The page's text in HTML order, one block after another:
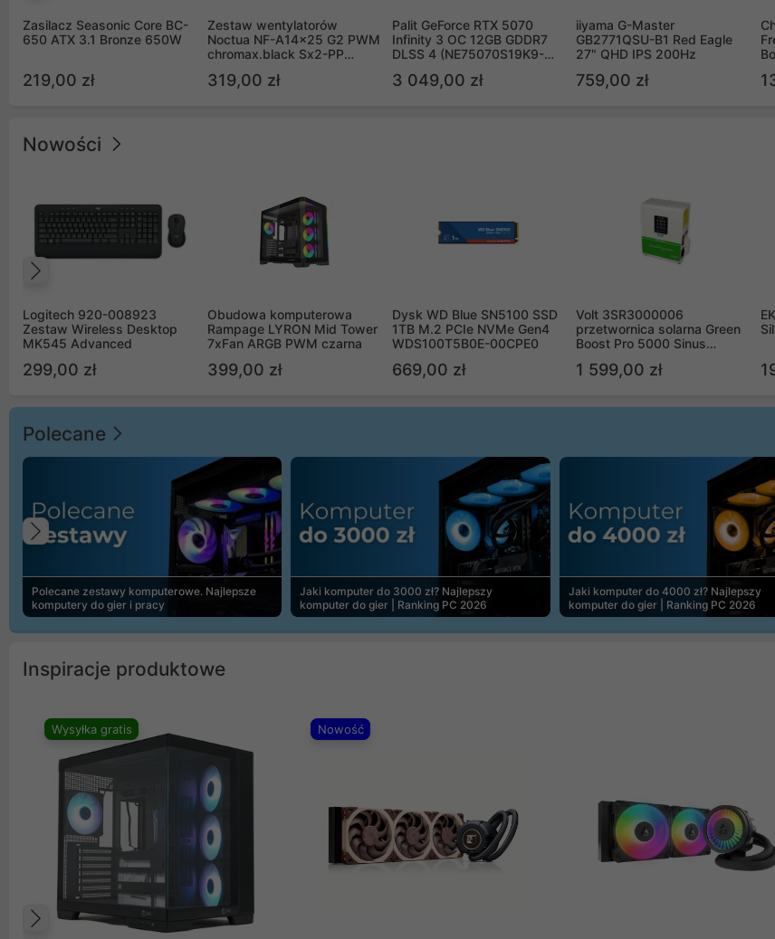
Zasilacz Seasonic Core BC-
650 ATX 3.1 Bronze 650W
219,00 zł
Zestaw wentylatorów
Noctua NF-A14x25 G2 PWM
chromax.black Sx2-PP
(2szt)
319,00 zł
Palit GeForce RTX 5070
Infinity 3 OC 12GB GDDR7
DLSS 4 (NE75070S19K9-
3 049,00 zł
iiyama G-Master
GB2771QSU-B1 Red Eagle
27" QHD IPS 200Hz
759,00 zł
Nowości
Logitech 920-008923
Zestaw Wireless Desktop
MK545 Advanced
299,00 zł
Obudowa komputerowa
Rampage LYRON Mid Tower
7xFan ARGB PWM czarna
399,00 zł
Dysk WD Blue SN5100 SSD
1TB M.2 PCIe NVMe Gen4
WDS100T5B0E-00CPE0
669,00 zł
Volt 3SR3000006
przetwornica solarna Green
Boost Pro 5000 Sinus
1 599,00 zł
Polecane
Polecane zestawy komputerowe. Najlepsze
komputery do gier i pracy
Jaki komputer do 3000 zł? Najlepszy
komputer do gier | Ranking PC 2026
Jaki komputer do 4000 zł? Najlepszy
komputer do gier | Ranking PC 2026
Poprzedni
Inspiracje produktowe
Wysyłka gratis Nowość